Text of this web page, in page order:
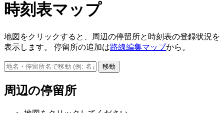
時刻表マップ
地図をクリックすると、周辺の停留所と時刻表の登録状況を
表示します。 停留所の追加は路線編集マップから。
移動
周辺の停留所